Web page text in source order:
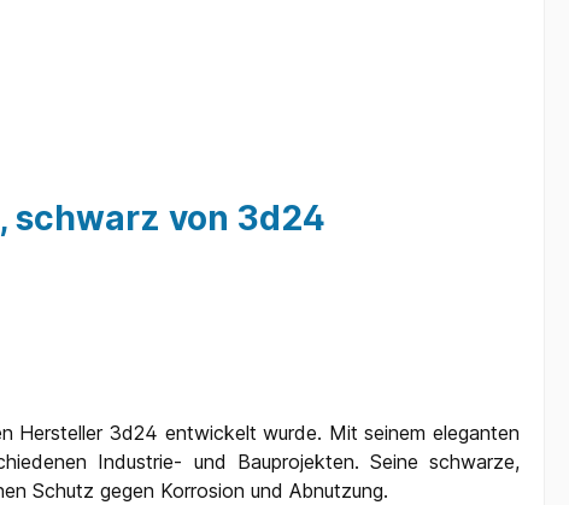
schwarz von 3d24
Hersteller 3d24 entwickelt wurde. Mit seinem eleganten
Industrie- und Bauprojekten. Seine schwarze,
Schutz gegen Korrosion und Abnutzung.